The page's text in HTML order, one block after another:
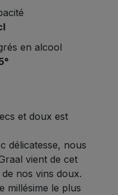
en alcool
et doux est
délicatesse, nous
vient de cet
nos vins doux.
millésime le plus